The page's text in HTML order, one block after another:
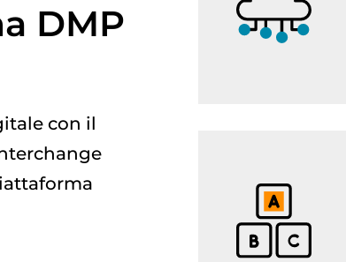
DMP
con il